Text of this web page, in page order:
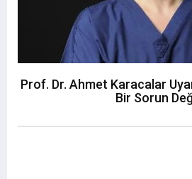
Prof. Dr. Ahmet Karacalar
Bir Sorun